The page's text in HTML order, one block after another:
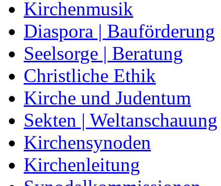
Kirchenmusik
Diaspora | Bauförderung
Seelsorge | Beratung
Christliche Ethik
Kirche und Judentum
Sekten | Weltanschauung
Kirchensynoden
Kirchenleitung